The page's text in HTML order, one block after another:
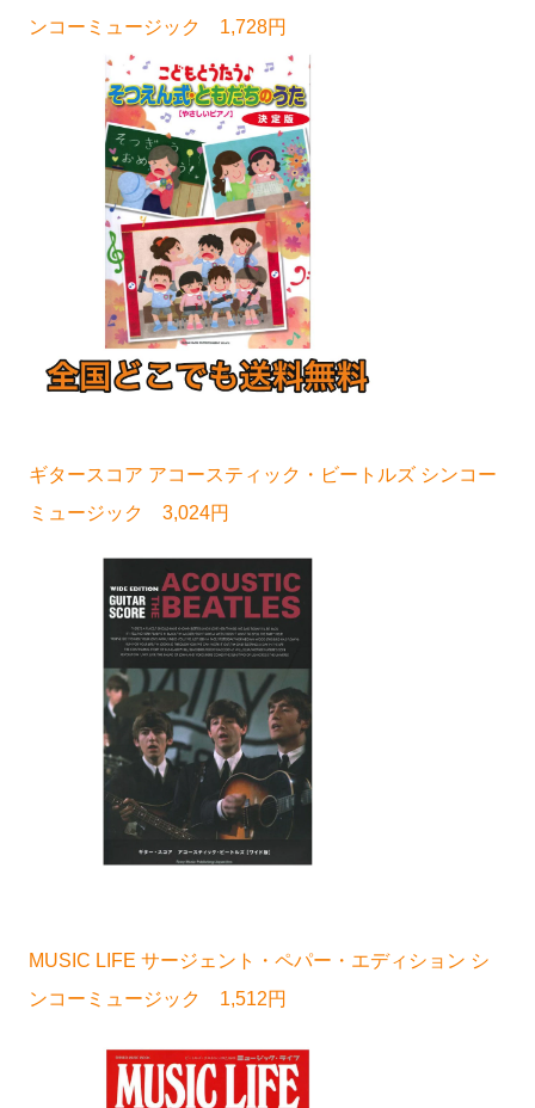
ンコーミュージック 1,728円
ギタースコア アコースティック・ビートルズ シンコー
ミュージック 3,024円
MUSIC LIFE サージェント・ペパー・エディション シ
ンコーミュージック 1,512円